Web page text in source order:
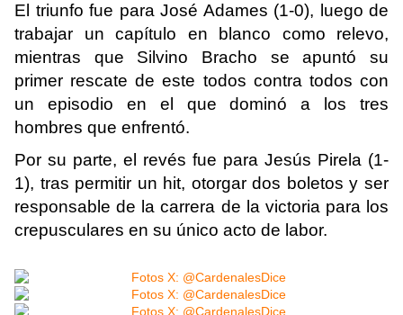
El triunfo fue para José Adames (1-0), luego de
trabajar un capítulo en blanco como relevo,
mientras que Silvino Bracho se apuntó su
primer rescate de este todos contra todos con
un episodio en el que dominó a los tres
hombres que enfrentó.
Por su parte, el revés fue para Jesús Pirela (1-
1), tras permitir un hit, otorgar dos boletos y ser
responsable de la carrera de la victoria para los
crepusculares en su único acto de labor.